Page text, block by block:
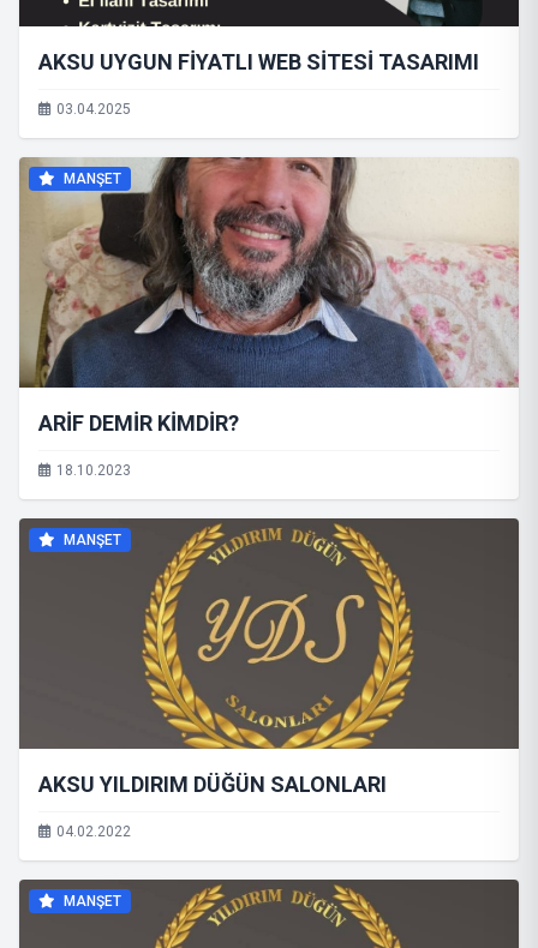
AKSU UYGUN FİYATLI WEB SİTESİ TASARIMI
03.04.2025
MANŞET
ARİF DEMİR KİMDİR?
18.10.2023
MANŞET
AKSU YILDIRIM DÜĞÜN SALONLARI
04.02.2022
MANŞET